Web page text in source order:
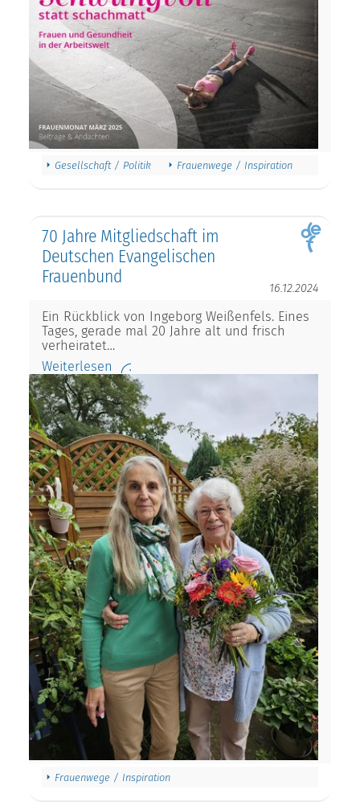
Gesellschaft / Politik Frauenwege / Inspiration
70 Jahre Mitgliedschaft im
Deutschen Evangelischen
Frauenbund
16.12.2024
Ein Rückblick von Ingeborg Weißenfels. Eines
Tages, gerade mal 20 Jahre alt und frisch
verheiratet…
Weiterlesen
Frauenwege / Inspiration